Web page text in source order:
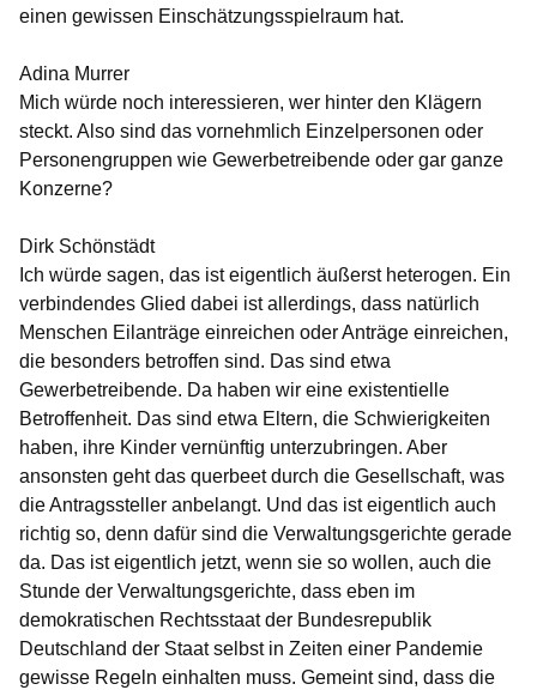
einen gewissen Einschätzungsspielraum hat.
Adina Murrer
Mich würde noch interessieren, wer hinter den Klägern
steckt. Also sind das vornehmlich Einzelpersonen oder
Personengruppen wie Gewerbetreibende oder gar ganze
Konzerne?
Dirk Schönstädt
Ich würde sagen, das ist eigentlich äußerst heterogen. Ein
verbindendes Glied dabei ist allerdings, dass natürlich
Menschen Eilanträge einreichen oder Anträge einreichen,
die besonders betroffen sind. Das sind etwa
Gewerbetreibende. Da haben wir eine existentielle
Betroffenheit. Das sind etwa Eltern, die Schwierigkeiten
haben, ihre Kinder vernünftig unterzubringen. Aber
ansonsten geht das querbeet durch die Gesellschaft, was
die Antragssteller anbelangt. Und das ist eigentlich auch
richtig so, denn dafür sind die Verwaltungsgerichte gerade
da. Das ist eigentlich jetzt, wenn sie so wollen, auch die
Stunde der Verwaltungsgerichte, dass eben im
demokratischen Rechtsstaat der Bundesrepublik
Deutschland der Staat selbst in Zeiten einer Pandemie
gewisse Regeln einhalten muss. Gemeint sind, dass die